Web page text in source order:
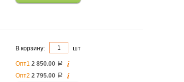
В корзину: шт
Опт1 2 850.00 a i
Опт2 2 795.00 a i